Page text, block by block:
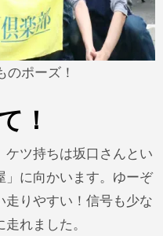
のポーズ！
！
ケツ持ちは坂口さんとい
」に向かいます。ゆーぞ
走りやすい！信号も少な
れました。